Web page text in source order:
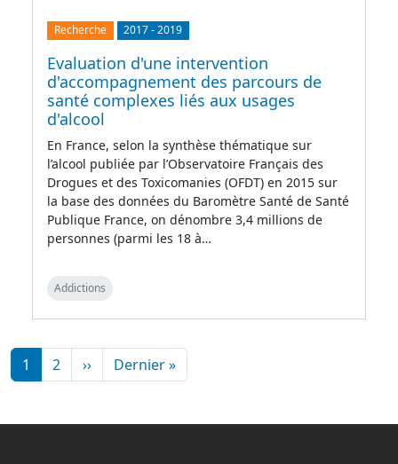
Recherche 2017-2019
Evaluation d'une intervention
d'accompagnement des parcours de
santé complexes liés aux usages
d'alcool
En France, selon la synthèse thématique sur
l’alcool publiée par l’Observatoire Français des
Drogues et des Toxicomanies (OFDT) en 2015 sur
la base des données du Baromètre Santé de Santé
Publique France, on dénombre 3,4 millions de
personnes (parmi les 18 à…
Addictions
Pagination
1 2 ››Page suivante
Dernier »Dernière page